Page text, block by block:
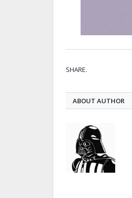
SHARE.
ABOUT AUTHOR